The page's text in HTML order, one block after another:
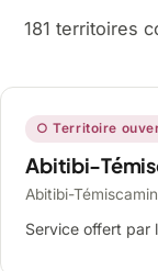
181 territoires
○ Territoire
Abitibi-
Abitibi-
Service offert par